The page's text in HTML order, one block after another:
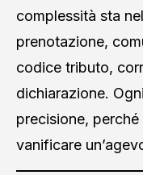
complessità sta
prenotazione,
codice tributo,
dichiarazione.
precisione,
vanificare